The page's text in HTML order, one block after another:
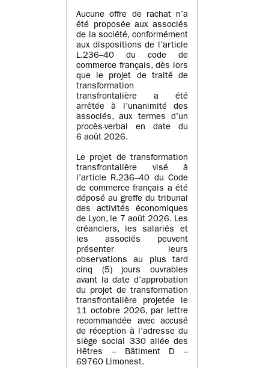
Aucune offre de rachat n’a
été proposée aux associés
de la société, conformément
aux dispositions de l’article
L.236–40 du code de
commerce français, dès lors
que le projet de traité de
transformation
transfrontalière a été
arrêtée à l’unanimité des
associés, aux termes d’un
procès-verbal en date du
6 août 2026.
Le projet de transformation
transfrontalière visé à
l’article R.236–40 du Code
de commerce français a été
déposé au greffe du tribunal
des activités économiques
de Lyon, le 7 août 2026. Les
créanciers, les salariés et
les associés peuvent
présenter leurs
observations au plus tard
cinq (5) jours ouvrables
avant la date d’approbation
du projet de transformation
transfrontalière projetée le
11 octobre 2026, par lettre
recommandée avec accusé
de réception à l’adresse du
siège social 330 allée des
Hêtres – Bâtiment D –
69760 Limonest.